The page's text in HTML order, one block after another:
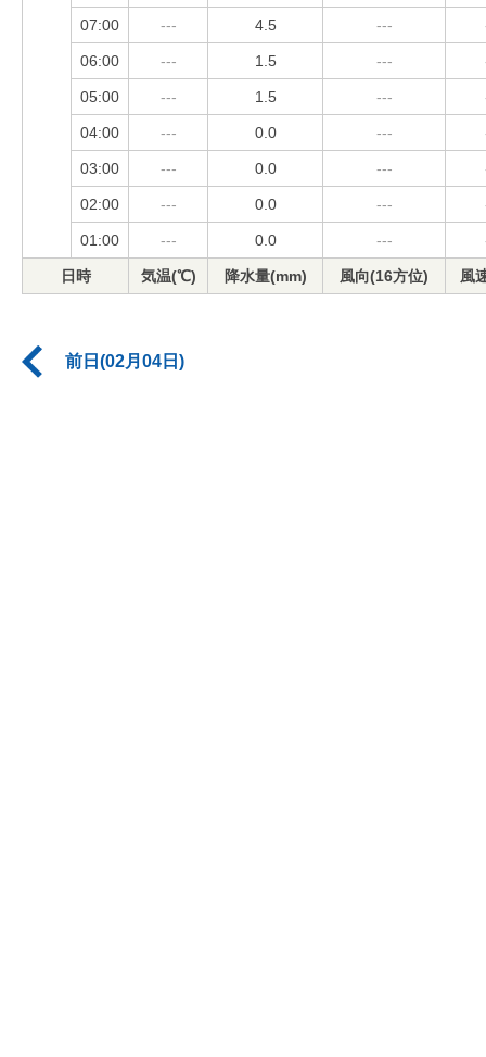
07:00 --- 4.5 ---
06:00 --- 1.5 ---
05:00 --- 1.5 ---
04:00 --- 0.0 ---
03:00 --- 0.0 ---
02:00 --- 0.0 ---
01:00 --- 0.0 ---
日時 気温(℃) 降水量(mm) 風向(16方位) 風
前日(02月04日)